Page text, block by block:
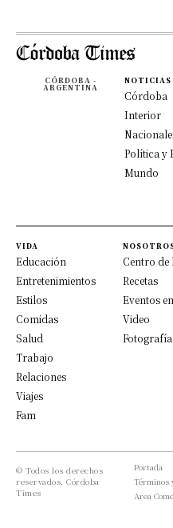
CÓRDOBA -
ARGENTINA
NOTICIAS
Córdoba
Interior
Política y
Mundo
VIDA
Educación
Entretenimientos
Estilos
Comidas
Salud
Trabajo
Relaciones
Viajes
Fam
Centro de
Recetas
Eventos
Video
Fotografía
© Todos los derechos
reservados, Córdoba
Times
Portada
Términos
Area